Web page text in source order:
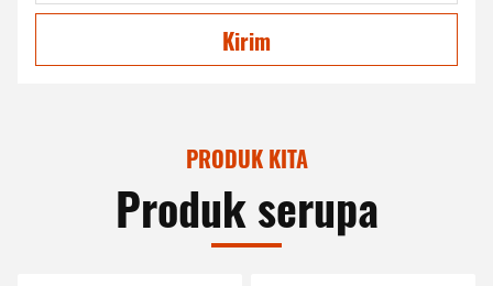
Kirim
PRODUK KITA
Produk serupa